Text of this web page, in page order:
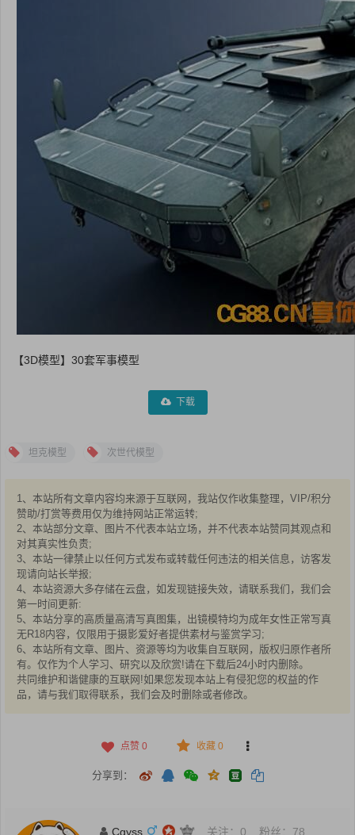
【3D模型】30套军事模型
下载
坦克模型 次世代模型
1、本站所有文章内容均来源于互联网，我站仅作收集整理，VIP/积分
赞助/打赏等费用仅为维持网站正常运转;
2、本站部分文章、图片不代表本站立场，并不代表本站赞同其观点和
对其真实性负责;
3、本站一律禁止以任何方式发布或转载任何违法的相关信息，访客发
现请向站长举报;
4、本站资源大多存储在云盘，如发现链接失效，请联系我们，我们会
第一时间更新:
5、本站分享的高质量高清写真图集，出镜模特均为成年女性正常写真
无R18内容，仅限用于摄影爱好者提供素材与鉴赏学习;
6、本站所有文章、图片、资源等均为收集自互联网，版权归原作者所
有。仅作为个人学习、研究以及欣赏!请在下载后24小时内删除。
共同维护和谐健康的互联网!如果您发现本站上有侵犯您的权益的作
品，请与我们取得联系，我们会及时删除或者修改。
点赞 0 收藏 0
分享到：
Cgyss 关注： 0 粉丝： 78